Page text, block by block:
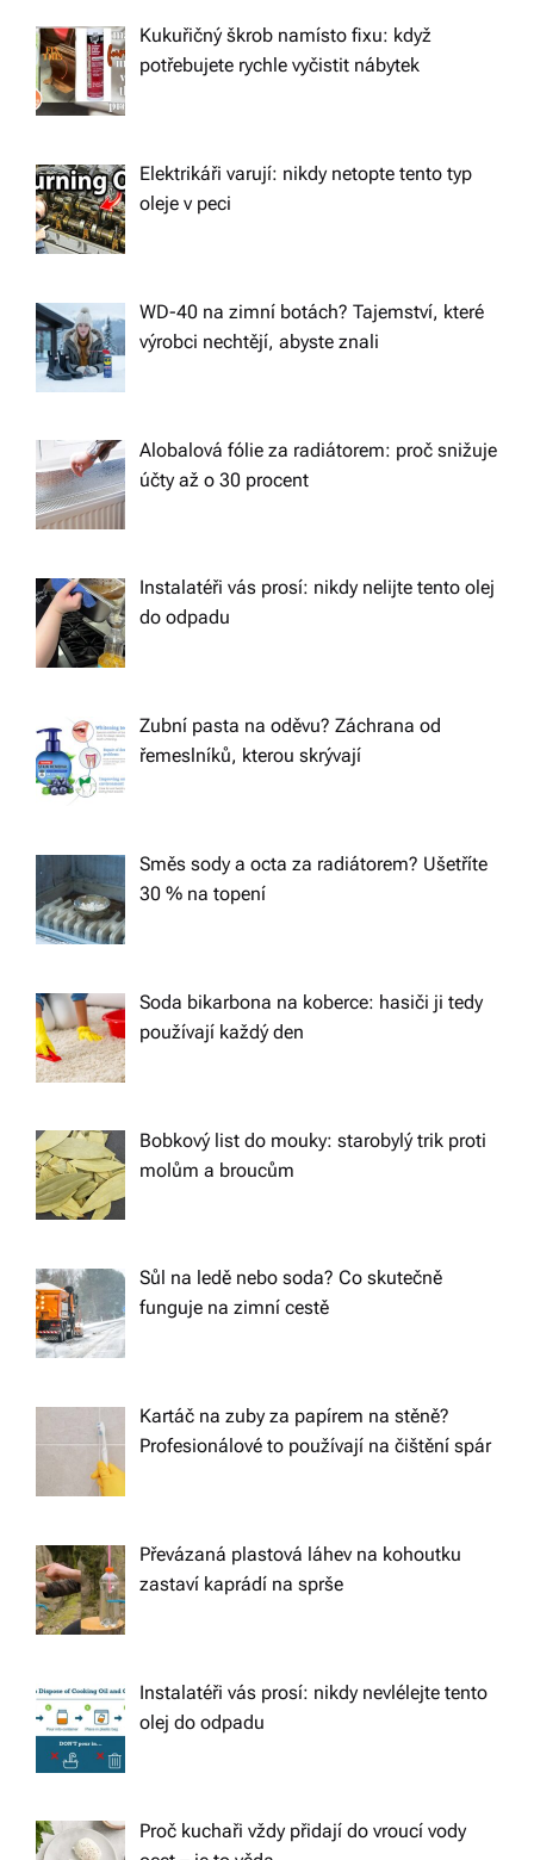
Kukuřičný škrob namísto fixu: když
potřebujete rychle vyčistit nábytek
Elektrikáři varují: nikdy netopte tento typ
oleje v peci
WD-40 na zimní botách? Tajemství, které
výrobci nechtějí, abyste znali
Alobalová fólie za radiátorem: proč snižuje
účty až o 30 procent
Instalatéři vás prosí: nikdy nelijte tento olej
do odpadu
Zubní pasta na oděvu? Záchrana od
řemeslníků, kterou skrývají
Směs sody a octa za radiátorem? Ušetříte
30 % na topení
Soda bikarbona na koberce: hasiči ji tedy
používají každý den
Bobkový list do mouky: starobylý trik proti
molům a broucům
Sůl na ledě nebo soda? Co skutečně
funguje na zimní cestě
Kartáč na zuby za papírem na stěně?
Profesionálové to používají na čištění spár
Převázaná plastová láhev na kohoutku
zastaví kaprádí na sprše
Instalatéři vás prosí: nikdy nevlélejte tento
olej do odpadu
Proč kuchaři vždy přidají do vroucí vody